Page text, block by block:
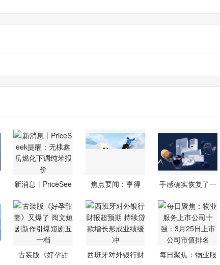
新消息丨PriceSee
焦点要闻：亨得
手感确实恢复了一
古装版《好孕甜
西班牙对外银行财
每日聚焦：物业服